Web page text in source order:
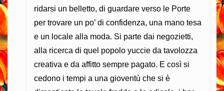
ridarsi un belletto, di guardare verso le Porte
per trovare un po’ di confidenza, una mano tesa
e un locale alla moda. Si parte dai negozietti,
alla ricerca di quel popolo yuccie da tavolozza
creativa e da affitto sempre pagato. E così si
cedono i tempi a una gioventù che si è